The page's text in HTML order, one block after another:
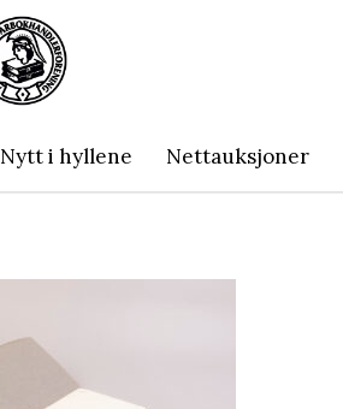
Nytt i hyllene Nettauksjoner